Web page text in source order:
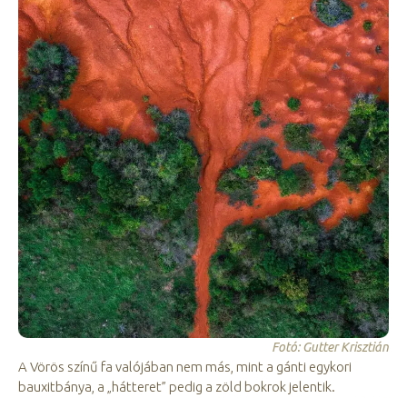
Fotó: Gutter Krisztián
A Vörös színű fa valójában nem más, mint a gánti egykori
bauxitbánya, a „hátteret” pedig a zöld bokrok jelentik.